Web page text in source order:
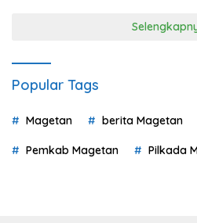
Popular Tags
Magetan berita Magetan
Pemkab Magetan Pilkada